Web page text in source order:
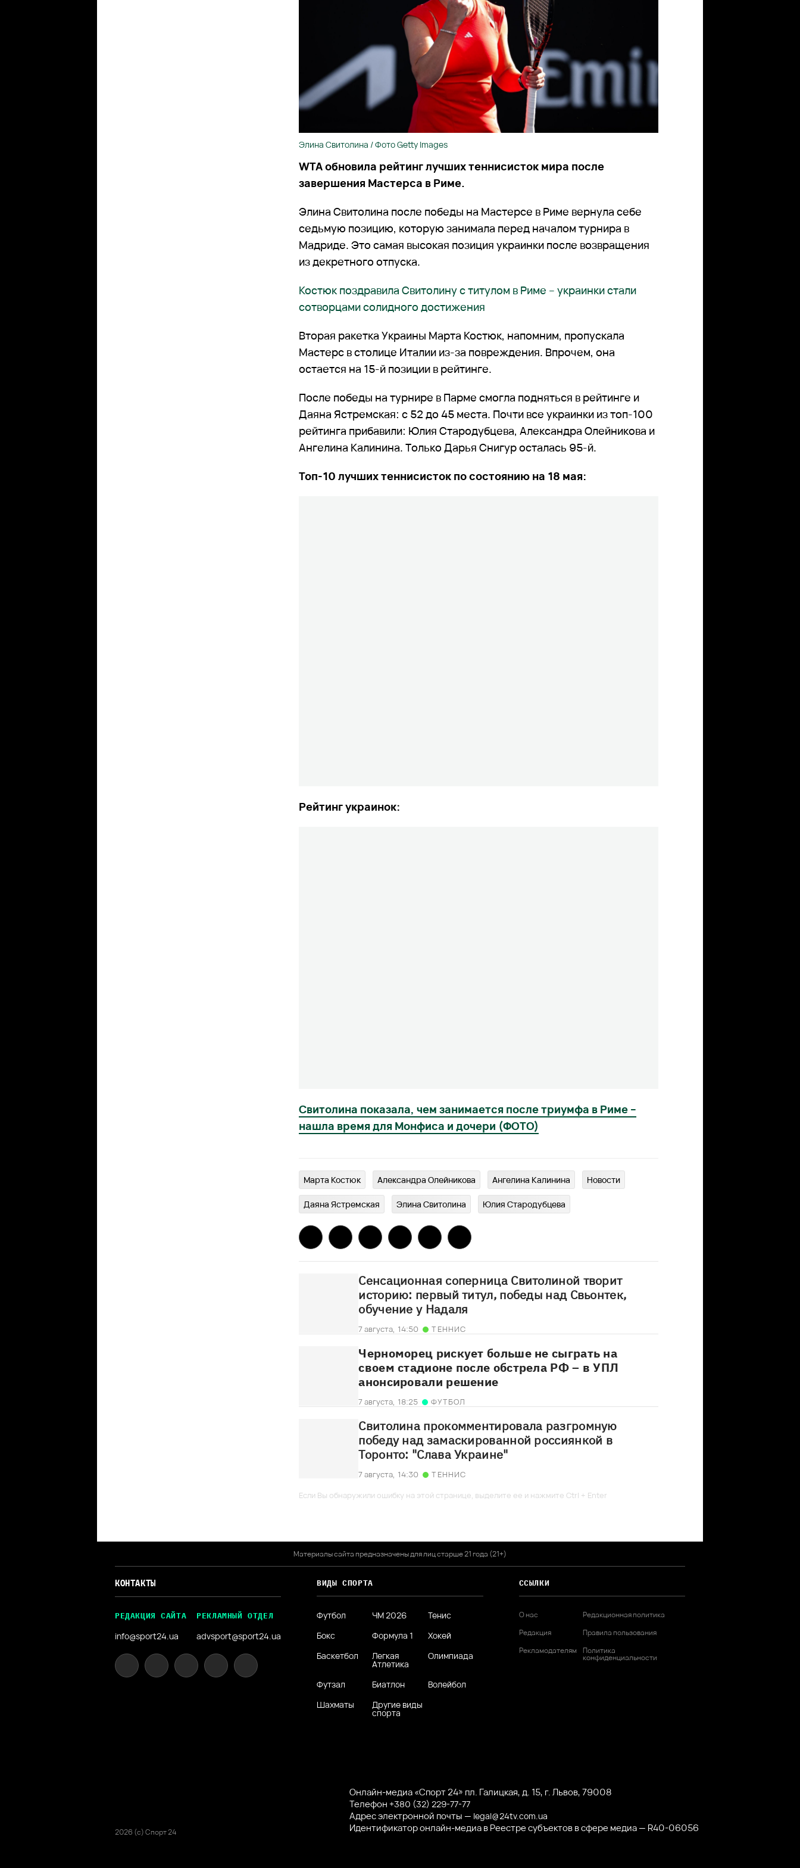
Элина Свитолина / Фото Getty Images
WTA обновила рейтинг лучших теннисисток мира после
завершения Мастерса в Риме.
Элина Свитолина после победы на Мастерсе в Риме вернула себе
седьмую позицию, которую занимала перед началом турнира в
Мадриде. Это самая высокая позиция украинки после возвращения
из декретного отпуска.
Костюк поздравила Свитолину с титулом в Риме – украинки стали
сотворцами солидного достижения
Вторая ракетка Украины Марта Костюк, напомним, пропускала
Мастерс в столице Италии из-за повреждения. Впрочем, она
остается на 15-й позиции в рейтинге.
После победы на турнире в Парме смогла подняться в рейтинге и
Даяна Ястремская: с 52 до 45 места. Почти все украинки из топ-100
рейтинга прибавили: Юлия Стародубцева, Александра Олейникова и
Ангелина Калинина. Только Дарья Снигур осталась 95-й.
Топ-10 лучших теннисисток по состоянию на 18 мая:
Рейтинг украинок:
Свитолина показала, чем занимается после триумфа в Риме –
нашла время для Монфиса и дочери (ФОТО)
Марта Костюк Александра Олейникова Ангелина Калинина Новости
Даяна Ястремская Элина Свитолина Юлия Стародубцева
Сенсационная соперница Свитолиной творит
историю: первый титул, победы над Свьонтек,
обучение у Надаля
7 августа, 14:50 ТЕННИС
Черноморец рискует больше не сыграть на
своем стадионе после обстрела РФ – в УПЛ
анонсировали решение
7 августа, 18:25 ФУТБОЛ
Свитолина прокомментировала разгромную
победу над замаскированной россиянкой в
Торонто: "Слава Украине"
7 августа, 14:30
ТЕННИС
Если Вы обнаружили ошибку на этой странице, выделите ее и нажмите Ctrl + Enter
Материалы сайта предназначены для лиц старше 21 года (21+)
КОНТАКТЫ
РЕДАКЦИЯ САЙТА
info@sport24.ua
РЕКЛАМНЫЙ ОТДЕЛ
advsport@sport24.ua
ВИДЫ СПОРТА
Футбол ЧМ 2026
Тенис
Бокс
Формула 1
Хокей
Баскетбол
Легкая
Атлетика
Олимпиада
Футзал Биатлон
Волейбол
Шахматы
Другие виды
спорта
ССЫЛКИ
О нас
Редакция
Рекламодателям
Редакционная политика
Правила пользования
Политика
конфиденциальности
2026 (с) Спорт 24
Онлайн-медиа «Спорт 24» пл. Галицкая, д. 15, г. Львов, 79008
Телефон+380 (32) 229-77-77
Адрес электронной почты — legal@24tv.com.ua
Идентификатор онлайн-медиа в Реестре субъектов в сфере медиа — R40-06056